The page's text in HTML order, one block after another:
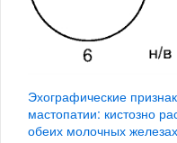
Эхографические
мастопатии: кистозно
обеих молочных